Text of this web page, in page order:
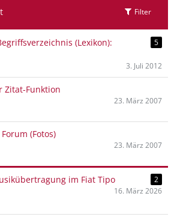
Filter
(Lexikon):
5
3. Juli 2012
Zitat-Funktion
23. März 2007
(Fotos)
23. März 2007
im Fiat Tipo 2
16. März 2026